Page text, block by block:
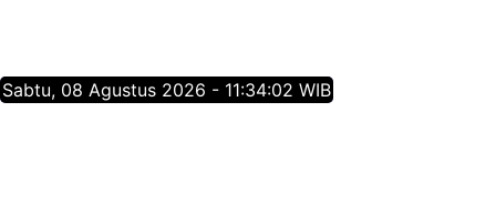
Sabtu, 08 Agustus 2026 - 11:34:02 WIB